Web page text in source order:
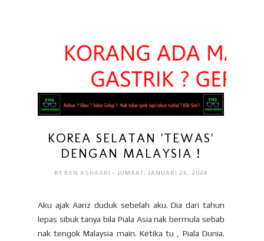
KOREA SELATAN 'TEWAS'
DENGAN MALAYSIA !
BY BEN ASHAARI - JUMAAT, JANUARI 26, 2024
Aku ajak Aariz duduk sebelah aku. Dia dari tahun
lepas sibuk tanya bila Piala Asia nak bermula sebab
nak tengok Malaysia main. Ketika tu , Piala Dunia.